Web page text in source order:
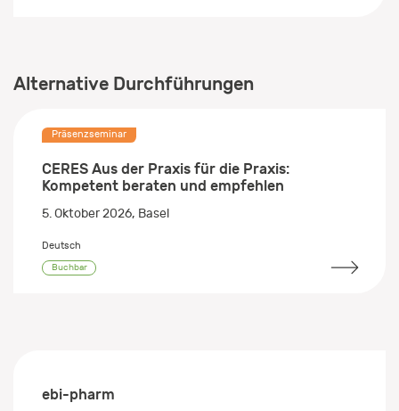
Alternative Durchführungen
Präsenzseminar
CERES Aus der Praxis für die Praxis:
Kompetent beraten und empfehlen
5. Oktober 2026, Basel
Deutsch
Buchbar
ebi-pharm